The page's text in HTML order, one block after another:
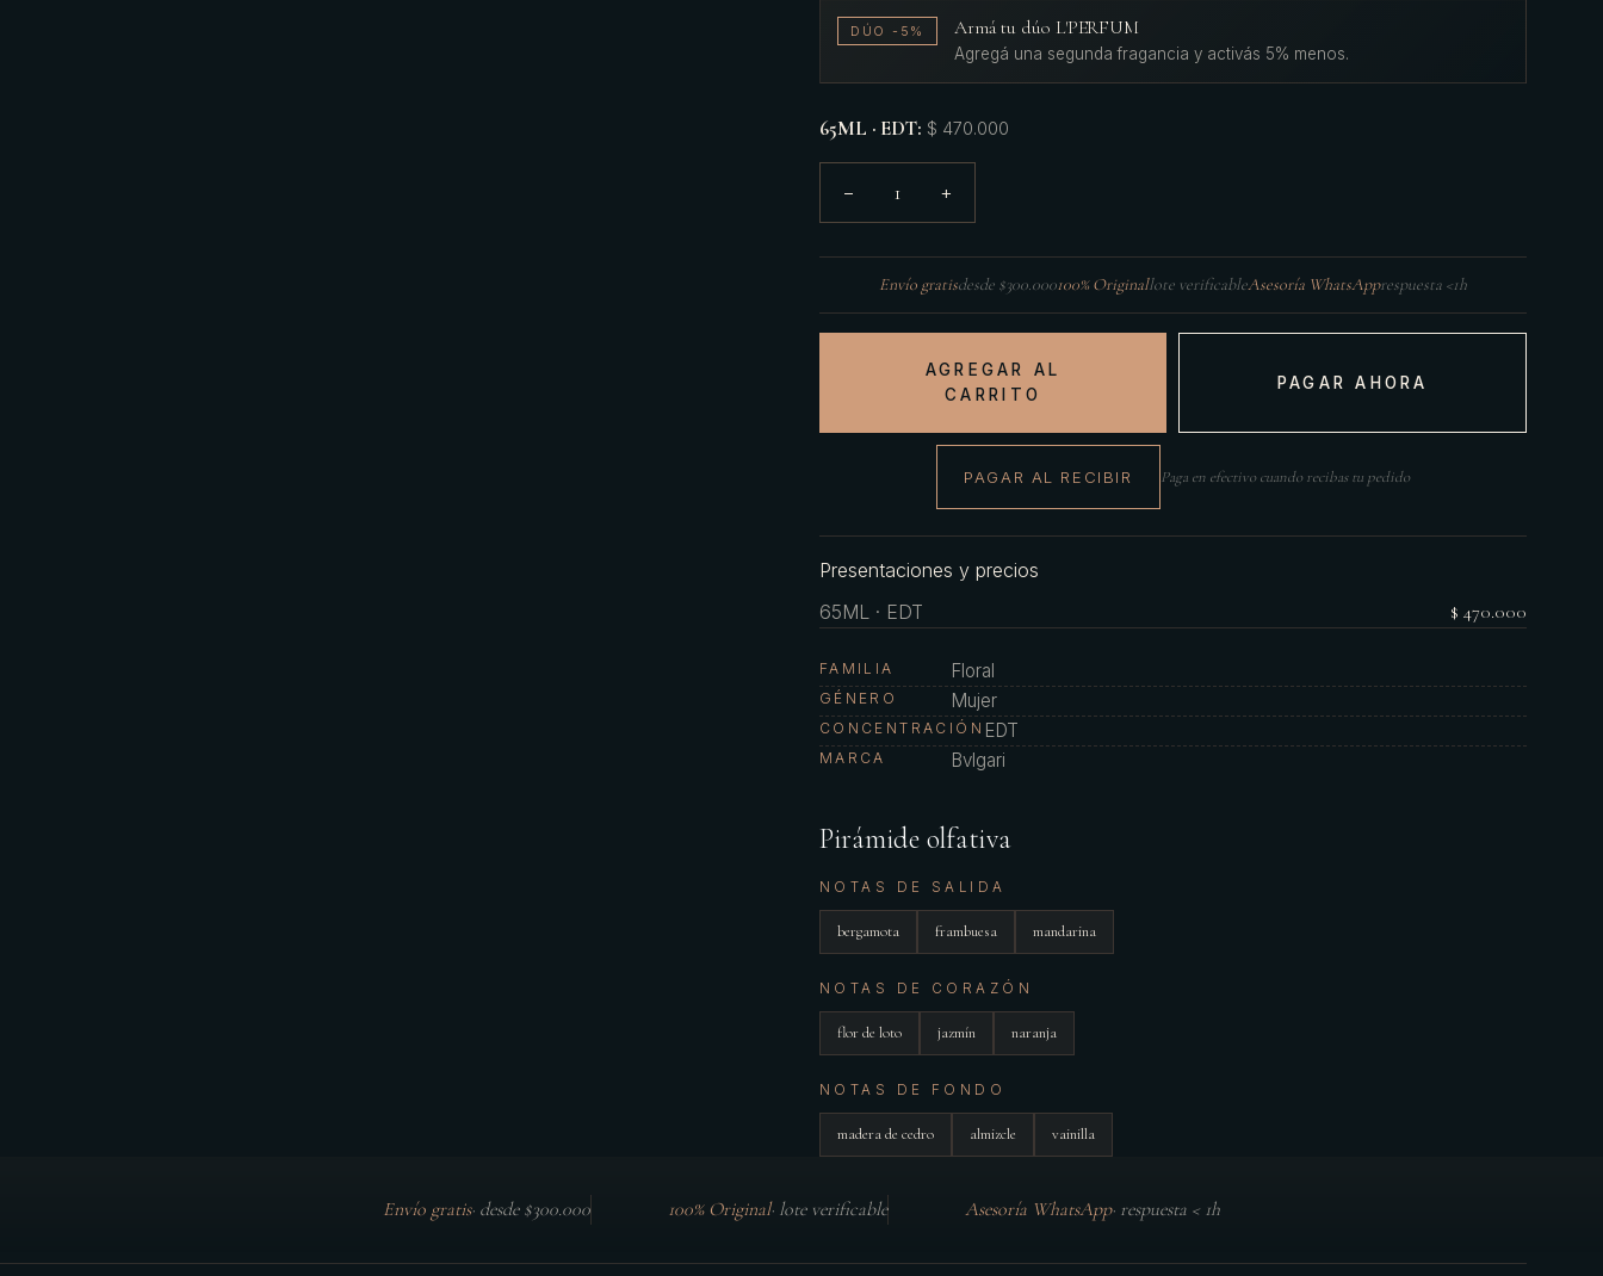
DÚO -5% Armá tu dúo L'PERFUM
Agregá una segunda fragancia y activás 5% menos.
65ML · EDT: $ 470.000
− 1 +
Envío gratisdesde $300.000100% Originallote verificableAsesoría WhatsApprespuesta <1h
AGREGAR AL
CARRITO
PAGAR AHORA
PAGAR AL RECIBIR Paga en efectivo cuando recibas tu pedido
Presentaciones y precios
65ML · EDT
$ 470.000
FAMILIA Floral
GÉNERO Mujer
CONCENTRACIÓN EDT
MARCA Bvlgari
Pirámide olfativa
NOTAS DE SALIDA
bergamota frambuesa mandarina
NOTAS DE CORAZÓN
flor de loto jazmín naranja
NOTAS DE FONDO
madera de cedro almizcle vainilla
Envío gratis· desde $300.000 100% Original· lote verificable Asesoría WhatsApp· respuesta < 1h